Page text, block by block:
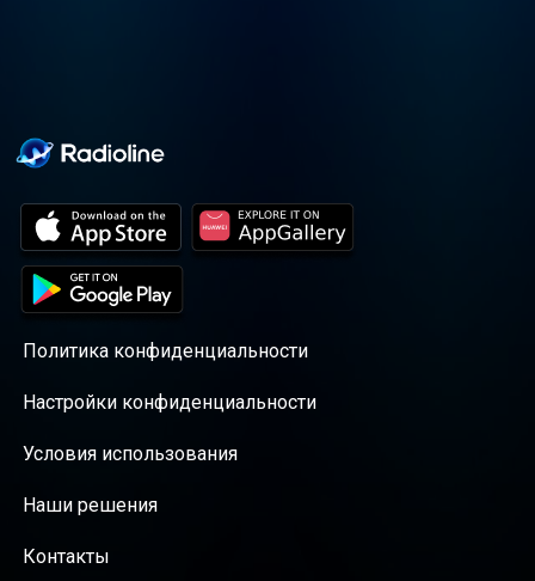
Политика конфиденциальности
Настройки конфиденциальности
Условия использования
Наши решения
Контакты